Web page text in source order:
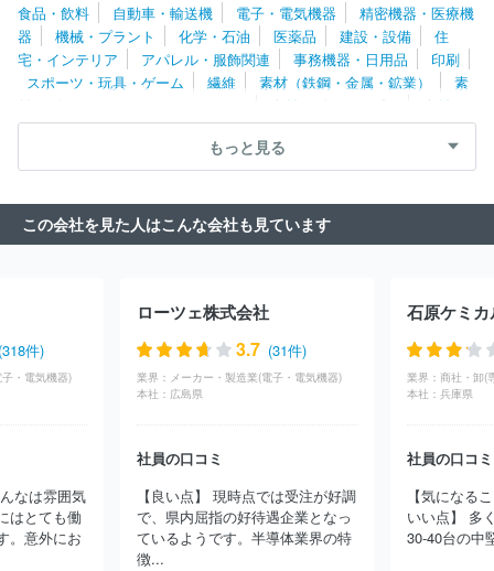
社
住友理工株式会社 株式会社日本触媒
三洋化成工業株式会
社
エスケー化研株式会社 株式会社ミルボン
尾池工業株式会
社
ニッコー株式会社 フジデノロ株式会社
山下ゴム株式会社
アイリスオーヤマ株式会社
東邦工業株式会社
メルテックス株式
ポーラ化成工業株式会社
ンド株式会社
アールエム東セロ株式会社 住友化学株式会社
信
越化学工業株式会社
長谷川香料株式会社
株式会社ＡＤＥＫＡ
ＪＮＣ株式会社
株式会社トクヤマ 吉田プラ工業株式会社
中
ジェイオーコスメティックス株式会社
日本曹
達株式会社
日本ゼオン株式会社 株式会社アルビオン
エヌ・イ
ーケムキャット株式会社
横浜ゴム株式会社
出光興産株式会社
株式会社クラレ 大日精化工業株式会社
東
日油株式会社 日本パーカライジング株式会社
株式会社ウ
洋合成工業株式会社
三甲株式会社 ほか(3282件)
食品・飲料 自動車・輸送機 電子・電気機器
精密機器・医療機
器
機械・プラント 化学・石油 医薬品 建設・設備
住
宅・インテリア
アパレル・服飾関連 事務機器・日用品
印刷
スポーツ・玩具・ゲーム
繊維 素材（鉄鋼・金属・鉱業）
素
材（ゴム・ガラス・セラミックス）
素材（紙・パルプ）
素材
（その他）
農林・水産 たばこ・飼料 その他
もっと見る
この会社を見た人はこんな会社も見ています
件)
・電気機器)
なは雰囲気
はとても働
。意外にお
ローツェ株式会社
3.7 (31件)
業界： メーカー・製造業(電子・電気機器)
本社： 広島県
社員の口コミ
【良い点】 現時点では受注が好調
で、県内屈指の好待遇企業となっ
ているようです。半導体業界の特
徴...
石原ケミ
業界： 商社・卸(
本社： 兵庫県
社員の口コミ
【気になる
いい点】 多
30-40台の中